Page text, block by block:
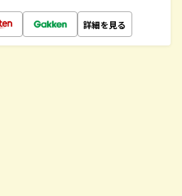
詳細を見る